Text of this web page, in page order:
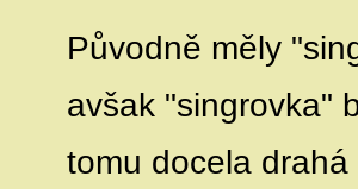
Původně měly
avšak "singrovka"
tomu docela